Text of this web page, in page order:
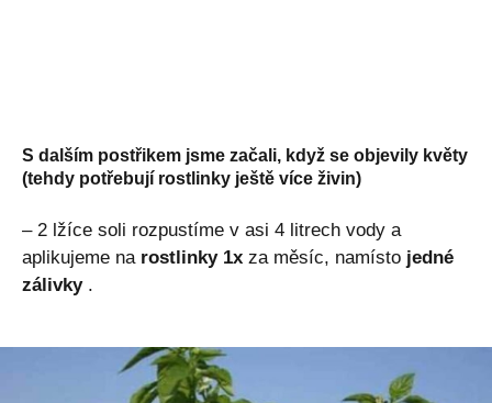
S dalším postřikem jsme začali, když se objevily květy
(tehdy potřebují rostlinky ještě více živin)
– 2 lžíce soli rozpustíme v asi 4 litrech vody a
aplikujeme na rostlinky 1x za měsíc, namísto jedné
zálivky.